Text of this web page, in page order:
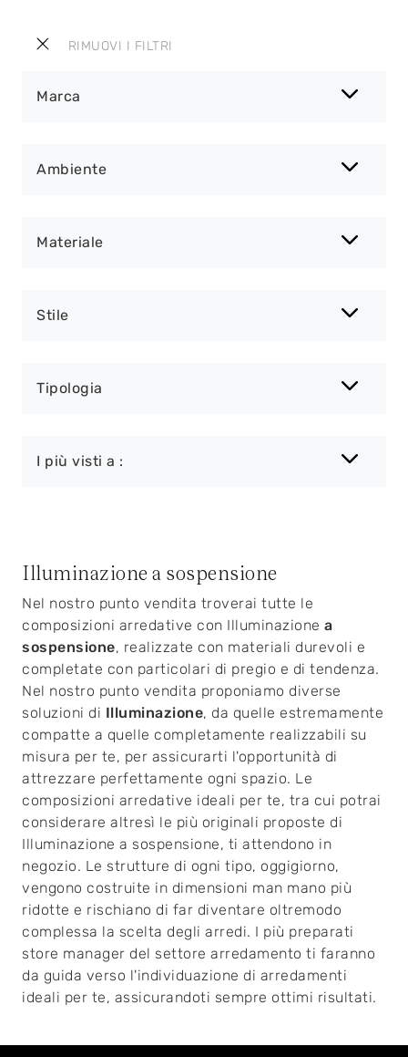
RIMUOVI I FILTRI
Marca
Ambiente
Materiale
Stile
Tipologia
I più visti a :
Illuminazione a sospensione
Nel nostro punto vendita troverai tutte le
composizioni arredative con Illuminazione a
sospensione, realizzate con materiali durevoli e
completate con particolari di pregio e di tendenza.
Nel nostro punto vendita proponiamo diverse
soluzioni di Illuminazione, da quelle estremamente
compatte a quelle completamente realizzabili su
misura per te, per assicurarti l'opportunità di
attrezzare perfettamente ogni spazio. Le
composizioni arredative ideali per te, tra cui potrai
considerare altresì le più originali proposte di
Illuminazione a sospensione, ti attendono in
negozio. Le strutture di ogni tipo, oggigiorno,
vengono costruite in dimensioni man mano più
ridotte e rischiano di far diventare oltremodo
complessa la scelta degli arredi. I più preparati
store manager del settore arredamento ti faranno
da guida verso l'individuazione di arredamenti
ideali per te, assicurandoti sempre ottimi risultati.